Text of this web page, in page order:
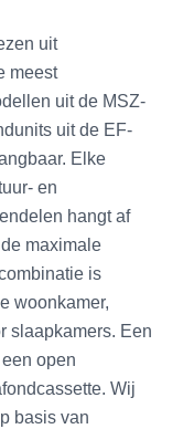
uit
meest
uit de MSZ-
uit de EF-
Elke
en
hangt af
maximale
is
woonkamer,
slaapkamers. Een
open
Wij
basis van